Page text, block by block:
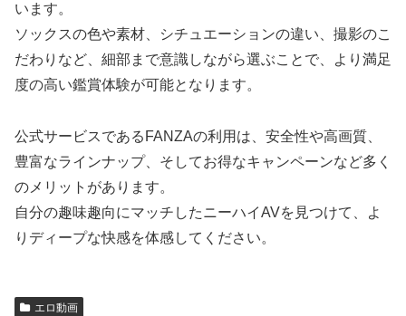
います。
ソックスの色や素材、シチュエーションの違い、撮影のこ
だわりなど、細部まで意識しながら選ぶことで、より満足
度の高い鑑賞体験が可能となります。
公式サービスであるFANZAの利用は、安全性や高画質、
豊富なラインナップ、そしてお得なキャンペーンなど多く
のメリットがあります。
自分の趣味趣向にマッチしたニーハイAVを見つけて、よ
りディープな快感を体感してください。
エロ動画